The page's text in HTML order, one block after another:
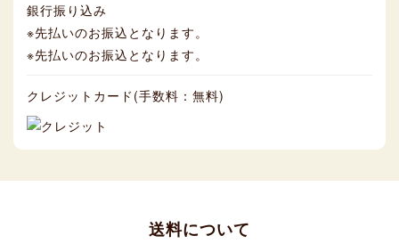
銀行振り込み
※先払いのお振込となります。
※先払いのお振込となります。
クレジットカード(手数料：無料)
送料について